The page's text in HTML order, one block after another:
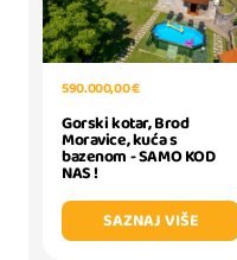
590.000,00 €
Gorski kotar, Brod
Moravice, kuća s
bazenom - SAMO KOD
NAS !
SAZNAJ VIŠE